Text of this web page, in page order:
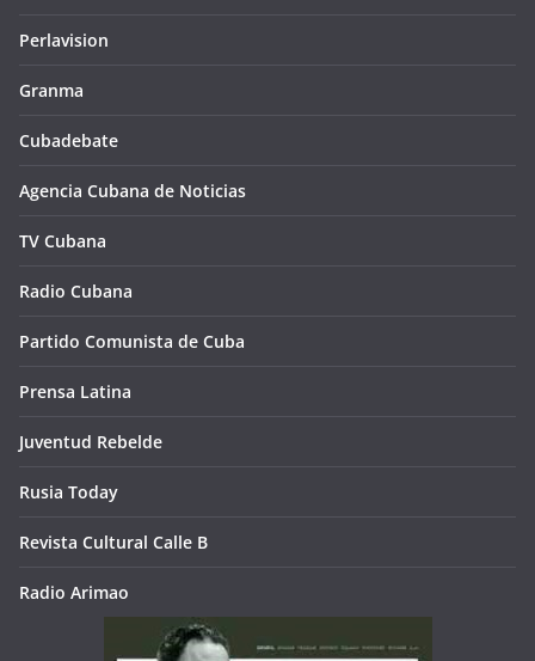
Perlavision
Granma
Cubadebate
Agencia Cubana de Noticias
TV Cubana
Radio Cubana
Partido Comunista de Cuba
Prensa Latina
Juventud Rebelde
Rusia Today
Revista Cultural Calle B
Radio Arimao